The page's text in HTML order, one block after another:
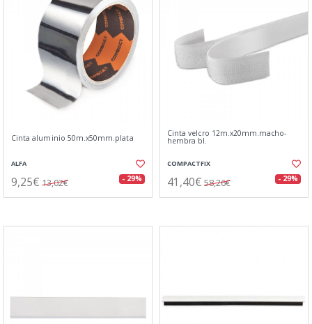
Cinta aluminio 50m.x50mm.plata
ALFA
9,25€ 13,02€ - 29%
Cinta velcro 12m.x20mm.macho-
hembra bl.
COMPACTFIX
41,40€ 58,26€ - 29%